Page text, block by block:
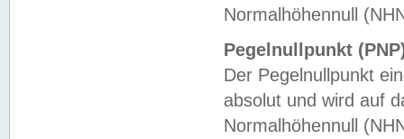
Normalhöhennull
Pegelnullpunkt
Der Pegelnullpunkt
absolut und wird auf
Normalhöhennull